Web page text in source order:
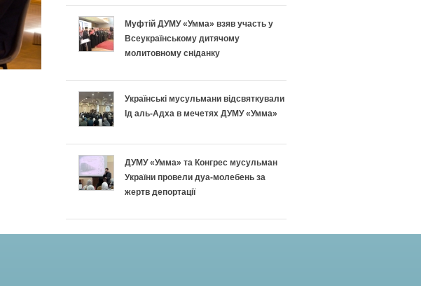
Муфтій ДУМУ «Умма» взяв участь у
Всеукраїнському дитячому
молитовному сніданку
Українські мусульмани відсвяткували
Ід аль-Адха в мечетях ДУМУ «Умма»
ДУМУ «Умма» та Конгрес мусульман
України провели дуа-молебень за
жертв депортації